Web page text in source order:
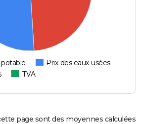
Prix des eaux usées
TVA
page sont des moyennes calculées